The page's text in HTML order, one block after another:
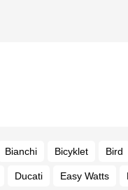
Bianchi Bicyklet Bird
Ducati Easy Watts